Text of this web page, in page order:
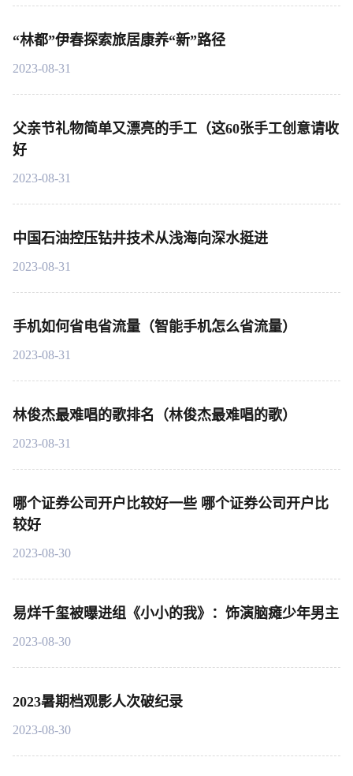
“林都”伊春探索旅居康养“新”路径
2023-08-31
父亲节礼物简单又漂亮的手工（这60张手工创意请收
好
2023-08-31
中国石油控压钻井技术从浅海向深水挺进
2023-08-31
手机如何省电省流量（智能手机怎么省流量）
2023-08-31
林俊杰最难唱的歌排名（林俊杰最难唱的歌）
2023-08-31
哪个证券公司开户比较好一些 哪个证券公司开户比
较好
2023-08-30
易烊千玺被曝进组《小小的我》：饰演脑瘫少年男主
2023-08-30
2023暑期档观影人次破纪录
2023-08-30